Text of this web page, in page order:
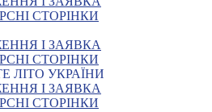
СТОРІНКИ
І ЗАЯВКА
СТОРІНКИ
ЛІТО УКРАЇНИ
І ЗАЯВКА
СТОРІНКИ